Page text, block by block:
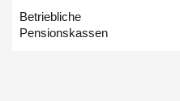
Betriebliche
Pensionskassen